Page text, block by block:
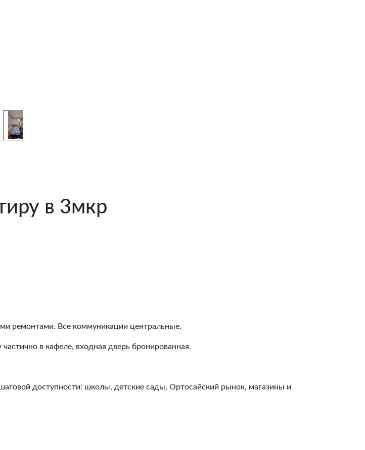
в 3мкр
ремонтами. Все коммуникации центральные.
в кафеле, входная дверь бронированная.
доступности: школы, детские сады, Ортосайский рынок, магазины и